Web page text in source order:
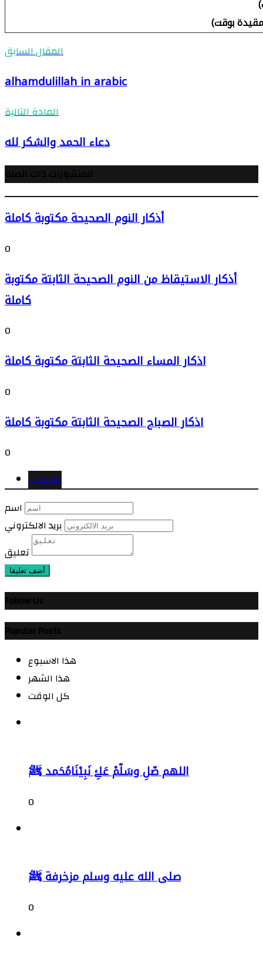
المقال السابق
alhamdulillah in arabic
المادة التالية
دعاء الحمد والشكر لله
أذكار النوم الصحيحة مكتوبة كاملة
0
أذكار الاستيقاظ من النوم الصحيحة الثابتة مكتوبة
كاملة
0
اذكار المساء الصحيحة الثابتة مكتوبة كاملة
0
اذكار الصباح الصحيحة الثابتة مكتوبة كاملة
0
تعليقات
اسم
بريد الالكتروني
تعليق
أضف تعليقا
هذا الاسبوع
هذا الشهر
كل الوقت
اللهم صّلِ وسَلّمْ عَلۓِ نَبِيْنَامُحَمد ﷺ
0
صلى الله عليه وسلم مزخرفة ﷺ
0